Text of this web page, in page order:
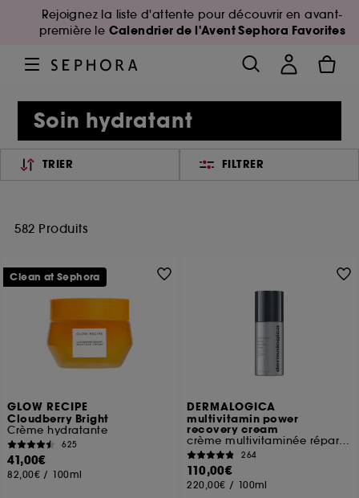
Rejoignez la liste d'attente pour découvrir en avant-
première le Calendrier de l'Avent Sephora Favorites
Soin hydratant
TRIER FILTRER
582 Produits
GLOW RECIPE
Cloudberry Bright
Crème hydratante
625
41,00€
82,00€ / 100ml
Clean at Sephora
DERMALOGICA
multivitamin power
recovery cream
crème multivitaminée réparatrice ​
264
110,00€
220,00€ / 100ml